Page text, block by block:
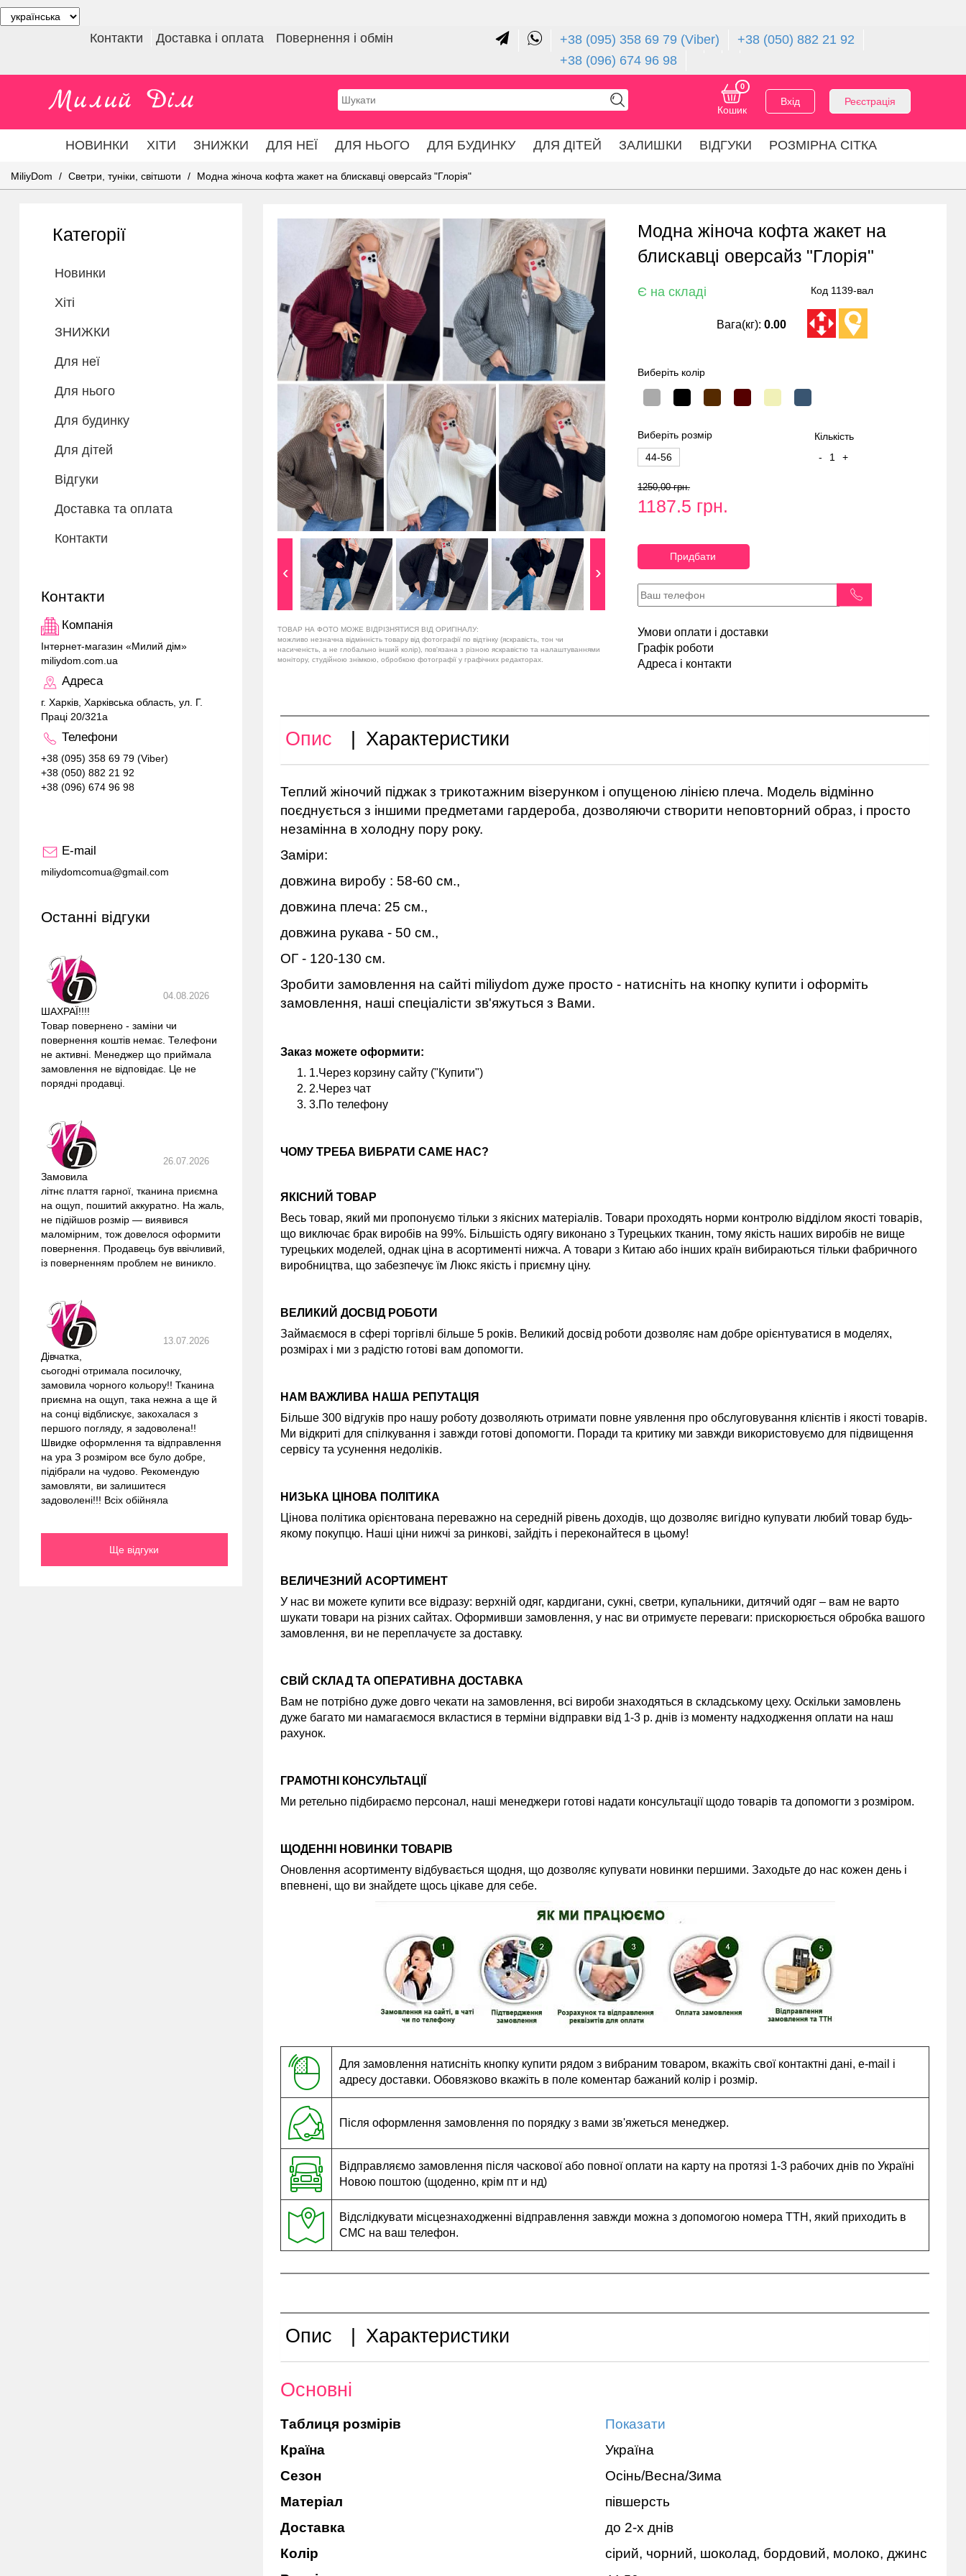
Контакти Доставка і оплата Повернення і обмін +38 (095) 358 69 79 (Viber)
+38 (050) 882 21 92
+38 (096) 674 96 98
Реєстрація
Вхід
Кошик
0
НОВИНКИ ХІТИ ЗНИЖКИ ДЛЯ НЕЇ ДЛЯ НЬОГО ДЛЯ БУДИНКУ ДЛЯ ДІТЕЙ ЗАЛИШКИ ВІДГУКИ РОЗМІРНА СІТКА
MiliyDom Светри, туніки, світшоти Модна жіноча кофта жакет на блискавці оверсайз "Глорія"
Категорії
Новинки
Хіті
ЗНИЖКИ
Для неї
Для нього
Для будинку
Для дітей
Відгуки
Доставка та оплата
Контакти
Контакти
Компанія
Інтернет-магазин «Милий дім»
miliydom.com.ua
Адреса
г. Харків, Харківська область, ул. Г.
Праці 20/321а
Телефони
+38 (095) 358 69 79 (Viber)
+38 (050) 882 21 92
+38 (096) 674 96 98
E-mail
miliydomcomua@gmail.com
Останні відгуки
04.08.2026
ШАХРАЇ!!!!
Товар повернено - заміни чи
повернення коштів немає. Телефони
не активні. Менеджер що приймала
замовлення не відповідає. Це не
порядні продавці.
26.07.2026
Замовила
літнє плаття гарної, тканина приємна
на ощуп, пошитий аккуратно. На жаль,
не підійшов розмір — виявився
маломірним, тож довелося оформити
повернення. Продавець був ввічливий,
із поверненням проблем не виникло.
13.07.2026
Дівчатка,
сьогодні отримала посилочку,
замовила чорного кольору!! Тканина
приємна на ощуп, така нежна а ще й
на сонці відблискує, закохалася з
першого погляду, я задоволена!!
Швидке оформлення та відправлення
на ура З розміром все було добре,
підібрали на чудово. Рекомендую
замовляти, ви залишитеся
задоволені!!! Всіх обійняла
Ще відгуки
ТОВАР НА ФОТО МОЖЕ ВІДРІЗНЯТИСЯ ВІД ОРИГІНАЛУ:
можливо незначна відмінність товару від фотографії по відтінку (яскравість, тон чи
насиченість, а не глобально інший колір), пов'язана з різною яскравістю та налаштуваннями
монітору, студійною знімкою, обробкою фотографії у графічних редакторах.
Модна жіноча кофта жакет на
блискавці оверсайз "Глорія"
Є на складі Код 1139-вал
Вага(кг):0.00
Виберіть колір
Виберіть розмір
44-56
Кількість
-
1 +
1250,00 грн.
1187.5 грн.
Придбати
Умови оплати і доставки
Графік роботи
Адреса і контакти
Опис Характеристики
Теплий жіночий піджак з трикотажним візерунком і опущеною лінією плеча. Модель відмінно
поєднується з іншими предметами гардероба, дозволяючи створити неповторний образ, і просто
незамінна в холодну пору року.
Заміри:
довжина виробу : 58-60 см.,
довжина плеча: 25 см.,
довжина рукава - 50 см.,
ОГ - 120-130 см.
Зробити замовлення на сайті miliydom дуже просто - натисніть на кнопку купити і оформіть
замовлення, наші спеціалісти зв'яжуться з Вами.
Заказ можете оформити:
1.Через корзину сайту ("Купити")
2.Через чат
3.По телефону
ЧОМУ ТРЕБА ВИБРАТИ САМЕ НАС?
ЯКІСНИЙ ТОВАР
Весь товар, який ми пропонуємо тільки з якісних матеріалів. Товари проходять норми контролю відділом якості товарів,
що виключає брак виробів на 99%. Більшість одягу виконано з Турецьких тканин, тому якість наших виробів не вище
турецьких моделей, однак ціна в асортименті нижча. А товари з Китаю або інших країн вибираються тільки фабричного
виробництва, що забезпечує їм Люкс якість і приємну ціну.
ВЕЛИКИЙ ДОСВІД РОБОТИ
Займаємося в сфері торгівлі більше 5 років. Великий досвід роботи дозволяє нам добре орієнтуватися в моделях,
розмірах і ми з радістю готові вам допомогти.
НАМ ВАЖЛИВА НАША РЕПУТАЦІЯ
Більше 300 відгуків про нашу роботу дозволяють отримати повне уявлення про обслуговування клієнтів і якості товарів.
Ми відкриті для спілкування і завжди готові допомогти. Поради та критику ми завжди використовуємо для підвищення
сервісу та усунення недоліків.
НИЗЬКА ЦІНОВА ПОЛІТИКА
Цінова політика орієнтована переважно на середній рівень доходів, що дозволяє вигідно купувати любий товар будь-
якому покупцю. Наші ціни нижчі за ринкові, зайдіть і переконайтеся в цьому!
ВЕЛИЧЕЗНИЙ АСОРТИМЕНТ
У нас ви можете купити все відразу: верхній одяг, кардигани, сукні, светри, купальники, дитячий одяг – вам не варто
шукати товари на різних сайтах. Оформивши замовлення, у нас ви отримуєте переваги: прискорюється обробка вашого
замовлення, ви не переплачуєте за доставку.
СВІЙ СКЛАД ТА ОПЕРАТИВНА ДОСТАВКА
Вам не потрібно дуже довго чекати на замовлення, всі вироби знаходяться в складському цеху. Оскільки замовлень
дуже багато ми намагаємося вкластися в терміни відправки від 1-3 р. днів із моменту надходження оплати на наш
рахунок.
ГРАМОТНІ КОНСУЛЬТАЦІЇ
Ми ретельно підбираємо персонал, наші менеджери готові надати консультації щодо товарів та допомогти з розміром.
ЩОДЕННІ НОВИНКИ ТОВАРІВ
Оновлення асортименту відбувається щодня, що дозволяє купувати новинки першими. Заходьте до нас кожен день і
впевнені, що ви знайдете щось цікаве для себе.
Для замовлення натисніть кнопку купити рядом з вибраним товаром, вкажіть свої контактні дані, e-mail і
адресу доставки. Обовязково вкажіть в поле коментар бажаний колір і розмір.
Після оформлення замовлення по порядку з вами зв'яжеться менеджер.
Відправляємо замовлення після часкової або повної оплати на карту на протязі 1-3 рабочих днів по Україні
Новою поштою (щоденно, крім пт и нд)
Відслідкувати місцезнаходженні відправлення завжди можна з допомогою номера ТТН, який приходить в
СМС на ваш телефон.
Опис Характеристики
Основні
Таблиця розмірів
Показати
Країна
Україна
Сезон
Осінь/Весна/Зима
Матеріал
півшерсть
Доставка
до 2-х днів
Колір
сірий, чорний, шоколад, бордовий, молоко, джинс